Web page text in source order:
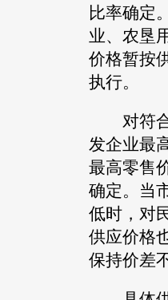
比率确定
业、农垦
价格暂按
执行。
对符合
发企业最
最高零售
确定。当
低时，对
供应价格
保持价差